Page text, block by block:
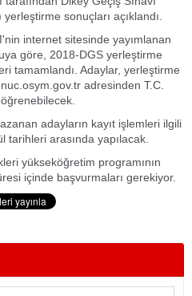
yerleştirme sonuçları açıklandı.
internet sitesinde yayımlanan
göre, 2018-DGS yerleştirme
tamamlandı. Adaylar, yerleştirme
adresinden T.C.
adayların kayıt işlemleri ilgili
tarihleri arasında yapılacak.
yükseköğretim programının
içinde başvurmaları gerekiyor.